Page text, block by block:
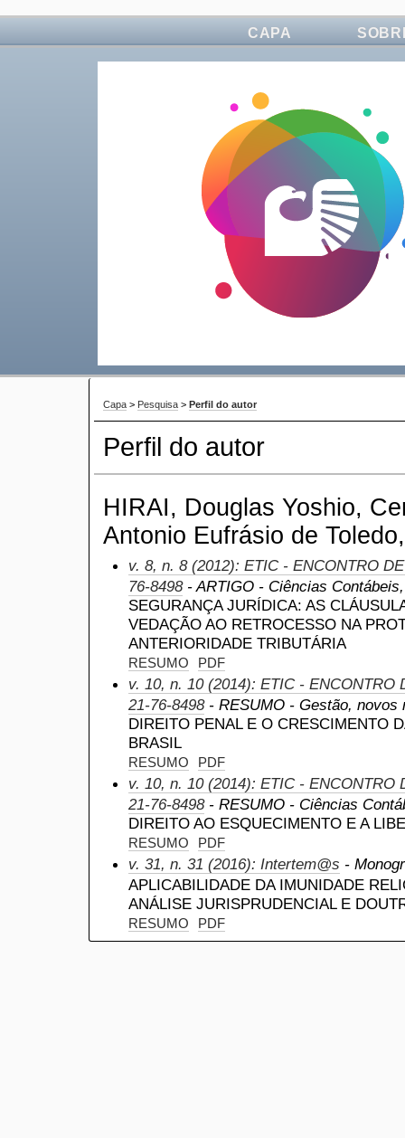
CAPA
Capa > Pesquisa > Perfil do autor
Perfil do autor
HIRAI, Douglas Yoshio,
Antonio Eufrásio de
v. 8, n. 8 (2012): ETIC - ENCONTRO
76-8498- ARTIGO - Ciências
SEGURANÇA JURÍDICA: AS
VEDAÇÃO AO RETROCESSO NA
ANTERIORIDADE TRIBUTÁRIA
RESUMO PDF
v. 10, n. 10 (2014): ETIC - ENCONTRO
21-76-8498- RESUMO - Gestão, novos
DIREITO PENAL E O CRESCIMENTO
BRASIL
RESUMO PDF
v. 10, n. 10 (2014): ETIC - ENCONTRO
21-76-8498- RESUMO - Ciências
DIREITO AO ESQUECIMENTO E A
RESUMO PDF
v. 31, n. 31 (2016): Intertem@s -
APLICABILIDADE DA IMUNIDADE
ANÁLISE JURISPRUDENCIAL E
RESUMO PDF